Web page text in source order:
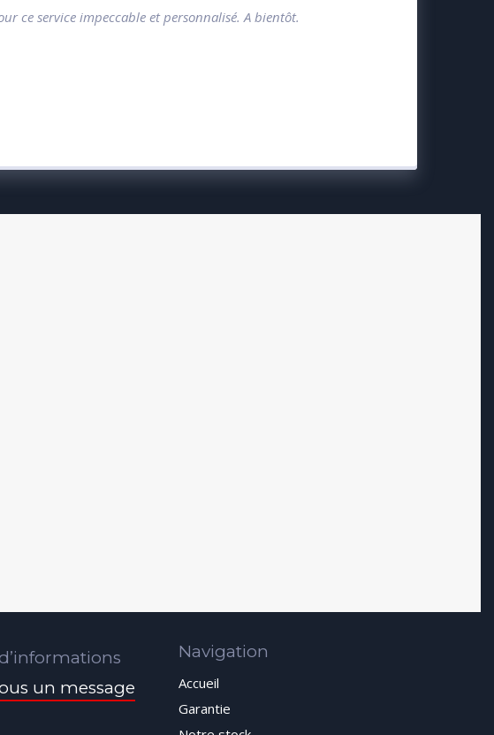
ce service impeccable et personnalisé. A bientôt.
un message
Navigation
Accueil
Garantie